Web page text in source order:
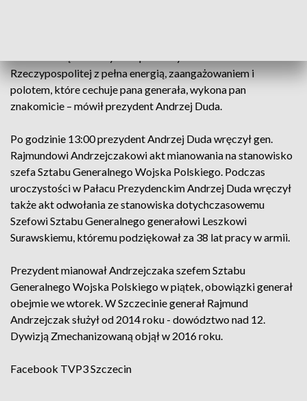
Rzeczypospolitej z pełna energią, zaangażowaniem i
polotem, które cechuje pana generała, wykona pan
znakomicie – mówił prezydent Andrzej Duda.
Po godzinie 13:00 prezydent Andrzej Duda wręczył gen.
Rajmundowi Andrzejczakowi akt mianowania na stanowisko
szefa Sztabu Generalnego Wojska Polskiego. Podczas
uroczystości w Pałacu Prezydenckim Andrzej Duda wręczył
także akt odwołania ze stanowiska dotychczasowemu
Szefowi Sztabu Generalnego generałowi Leszkowi
Surawskiemu, któremu podziękował za 38 lat pracy w armii.
Prezydent mianował Andrzejczaka szefem Sztabu
Generalnego Wojska Polskiego w piątek, obowiązki generał
obejmie we wtorek. W Szczecinie generał Rajmund
Andrzejczak służył od 2014 roku - dowództwo nad 12.
Dywizją Zmechanizowaną objął w 2016 roku.
Facebook TVP3 Szczecin